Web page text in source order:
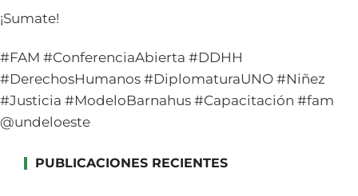
¡Sumate!
#FAM #ConferenciaAbierta #DDHH
#DerechosHumanos #DiplomaturaUNO #Niñez
#Justicia #ModeloBarnahus #Capacitación #fam
@undeloeste
PUBLICACIONES RECIENTES